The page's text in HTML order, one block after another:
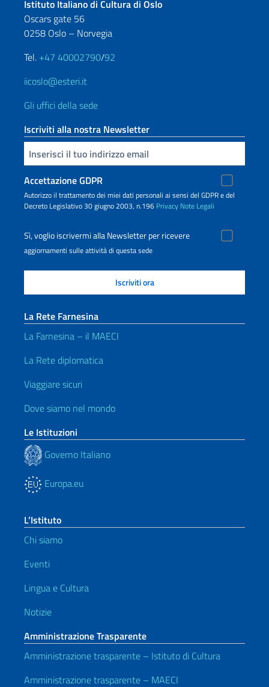
Istituto Italiano di Cultura di Oslo
Oscars gate 56
0258 Oslo – Norvegia
Tel. +47 40002790/92
iicoslo@esteri.it
Gli uffici della sede
Iscriviti alla nostra Newsletter
Inserisci la tua email
Accettazione GDPR
Autorizzo il trattamento dei miei dati personali ai sensi del GDPR e del
Decreto Legislativo 30 giugno 2003, n.196 Privacy Note Legali
Sì, voglio iscrivermi alla Newsletter per ricevere
aggiornamenti sulle attività di questa sede
La Rete Farnesina
La Farnesina – il MAECI
La Rete diplomatica
Viaggiare sicuri
Dove siamo nel mondo
Le Istituzioni
Governo Italiano
Europa.eu
L’Istituto
Chi siamo
Eventi
Lingua e Cultura
Notizie
Amministrazione Trasparente
Amministrazione trasparente – Istituto di Cultura
Amministrazione trasparente – MAECI